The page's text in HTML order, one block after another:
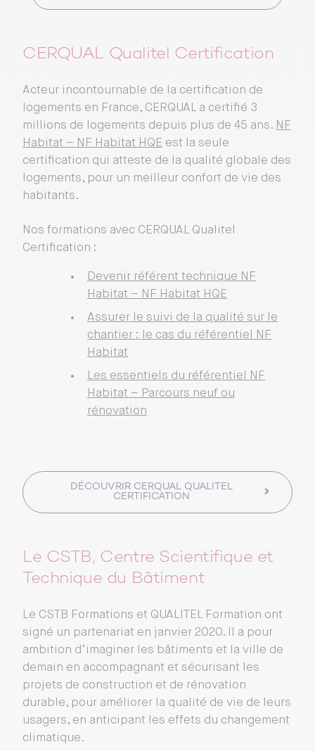
CERQUAL Qualitel Certification
Acteur incontournable de la certification de
logements en France, CERQUAL a certifié 3
millions de logements depuis plus de 45 ans. NF
Habitat – NF Habitat HQE est la seule
certification qui atteste de la qualité globale des
logements, pour un meilleur confort de vie des
habitants.
Nos formations avec CERQUAL Qualitel
Certification :
Devenir référent technique NF
Habitat – NF Habitat HQE
Assurer le suivi de la qualité sur le
chantier : le cas du référentiel NF
Habitat
Les essentiels du référentiel NF
Habitat – Parcours neuf ou
rénovation
DÉCOUVRIR CERQUAL QUALITEL
CERTIFICATION
Le CSTB, Centre Scientifique et
Technique du Bâtiment
Le CSTB Formations et QUALITEL Formation ont
signé un partenariat en janvier 2020. Il a pour
ambition d’imaginer les bâtiments et la ville de
demain en accompagnant et sécurisant les
projets de construction et de rénovation
durable, pour améliorer la qualité de vie de leurs
usagers, en anticipant les effets du changement
climatique.